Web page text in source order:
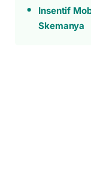
Insentif
Skemanya